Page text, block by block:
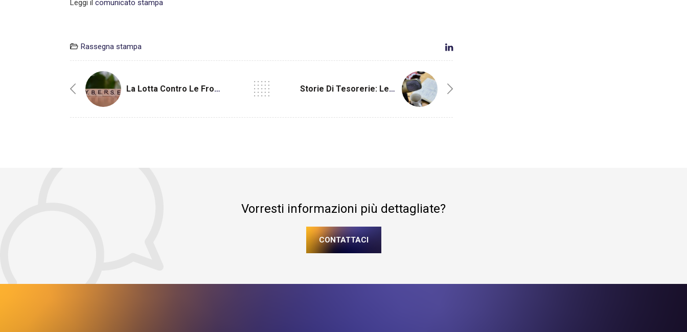
Leggi il comunicato stampa
Rassegna stampa
La Lotta Contro Le Frodi Aziendali: La Partnership Con Sis ID Storie Di Tesorerie: Le Aziende Si Raccontano
Vorresti informazioni più dettagliate?
CONTATTACI